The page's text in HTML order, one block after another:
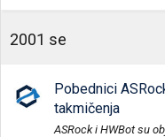
2001 se
Pobednici
takmičenja
ASRock i HWBot su